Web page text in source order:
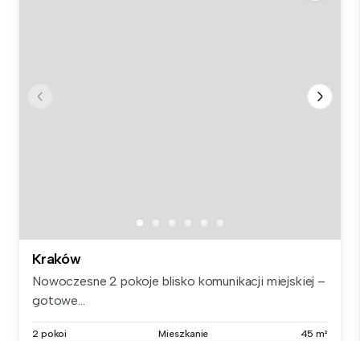
Kraków
Nowoczesne 2 pokoje blisko komunikacji miejskiej –
gotowe...
2 pokoi Mieszkanie 45 m²